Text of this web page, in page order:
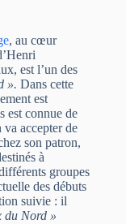
, au cœur
est l’un des
». Dans cette
est
est connue de
accepter de
son patron,
à
groupes
des débuts
suivie : il
du Nord »